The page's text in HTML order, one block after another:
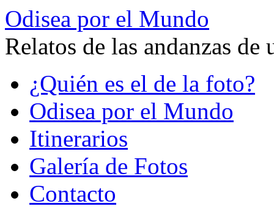
Odisea por el Mundo
Relatos de las andanzas
contenido¿Quién es el de la foto?
Odisea por el Mundo
Itinerarios
Galería de Fotos
Contacto